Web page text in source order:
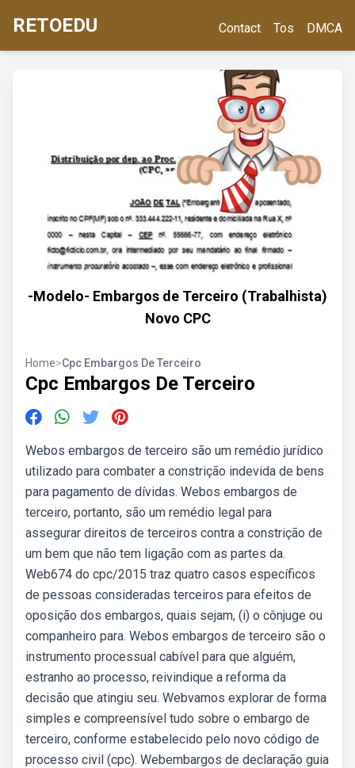
RETOEDU Contact Tos DMCA
-Modelo- Embargos de Terceiro (Trabalhista)
Novo CPC
Home>Cpc Embargos De Terceiro
Cpc Embargos De Terceiro
Webos embargos de terceiro são um remédio jurídico
utilizado para combater a constrição indevida de bens
para pagamento de dívidas. Webos embargos de
terceiro, portanto, são um remédio legal para
assegurar direitos de terceiros contra a constrição de
um bem que não tem ligação com as partes da.
Web674 do cpc/2015 traz quatro casos específicos
de pessoas consideradas terceiros para efeitos de
oposição dos embargos, quais sejam, (i) o cônjuge ou
companheiro para. Webos embargos de terceiro são o
instrumento processual cabível para que alguém,
estranho ao processo, reivindique a reforma da
decisão que atingiu seu. Webvamos explorar de forma
simples e compreensível tudo sobre o embargo de
terceiro, conforme estabelecido pelo novo código de
processo civil (cpc). Webembargos de declaração guia